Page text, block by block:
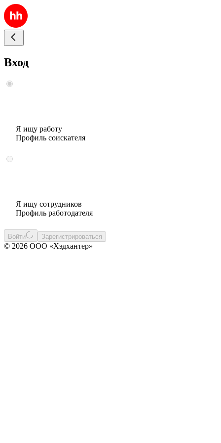
Вход
Я ищу работу
Профиль соискателя
Я ищу сотрудников
Профиль работодателя
Войти Зарегистрироваться
© 2026 ООО «Хэдхантер»